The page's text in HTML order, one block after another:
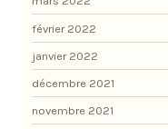
février 2022
janvier 2022
décembre 2021
novembre 2021